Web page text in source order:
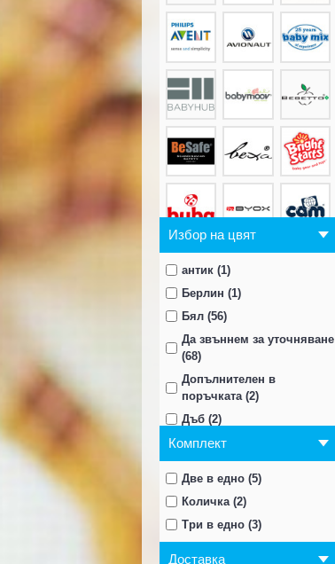
Избор на цвят
антик (1)
Берлин (1)
Бял (56)
Да звъннем за уточняване
(68)
Допълнителен в
поръчката (2)
Дъб (2)
Екрю (9)
Жълт (12)
За момиче (7)
За момче (5)
Зелен (39)
кафяв + крем (2)
Комплект
Две в едно (5)
Количка (2)
Три в едно (3)
Доставка